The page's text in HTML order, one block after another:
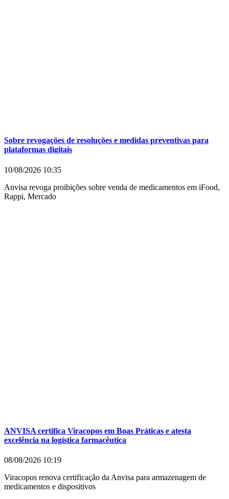
Sobre revogações de resoluções e medidas preventivas para
plataformas digitais
10/08/2026 10:35
Anvisa revoga proibições sobre venda de medicamentos em iFood,
Rappi, Mercado
ANVISA certifica Viracopos em Boas Práticas e atesta
excelência na logística farmacêutica
08/08/2026 10:19
Viracopos renova certificação da Anvisa para armazenagem de
medicamentos e dispositivos